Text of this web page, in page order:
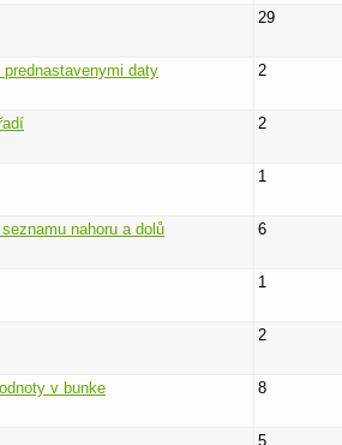
29
daty
2
2
1
nahoru a dolů
6
1
2
v bunke
8
5